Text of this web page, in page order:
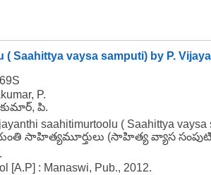
Saahittya vaysa samputi) by P.
P.
పి.
saahitimurtoolu ( Saahittya vaysa
సాహిత్యమూర్తులు (సాహిత్య వ్యాస
[A.P] : Manaswi, Pub., 2012.